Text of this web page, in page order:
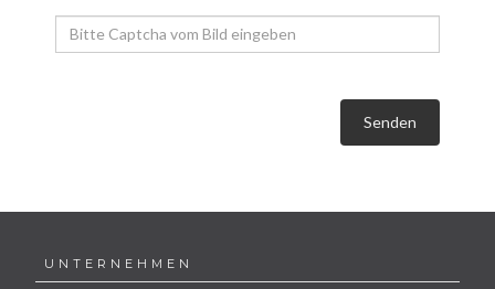
Senden
UNTERNEHMEN